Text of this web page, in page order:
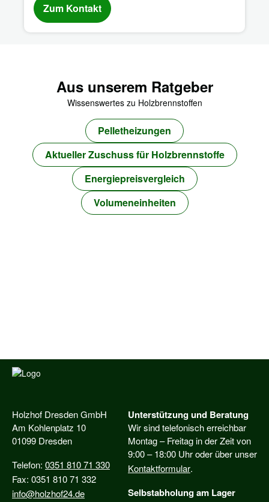
Zum Kontakt
Aus unserem Ratgeber
Wissenswertes zu Holzbrennstoffen
Pelletheizungen
Aktueller Zuschuss für Holzbrennstoffe
Energiepreisvergleich
Volumeneinheiten
Holzhof Dresden GmbH
Am Kohlenplatz 10
01099 Dresden
Telefon: 0351 810 71 330
Fax: 0351 810 71 332
info@holzhof24.de
Unterstützung und Beratung
Wir sind telefonisch erreichbar
Montag – Freitag in der Zeit von
9:00 – 18:00 Uhr oder über unser
Kontaktformular.
Selbstabholung am Lager